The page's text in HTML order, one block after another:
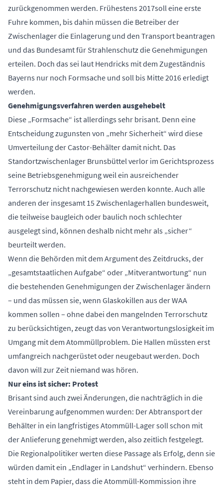
zurückgenommen werden. Frühestens 2017soll eine erste
Fuhre kommen, bis dahin müssen die Betreiber der
Zwischenlager die Einlagerung und den Transport beantragen
und das Bundesamt für Strahlenschutz die Genehmigungen
erteilen. Doch das sei laut Hendricks mit dem Zugeständnis
Bayerns nur noch Formsache und soll bis Mitte 2016 erledigt
werden.
Genehmigungsverfahren werden ausgehebelt
Diese „Formsache“ ist allerdings sehr brisant. Denn eine
Entscheidung zugunsten von „mehr Sicherheit“ wird diese
Umverteilung der Castor-Behälter damit nicht. Das
Standortzwischenlager Brunsbüttel verlor im Gerichtsprozess
seine Betriebsgenehmigung weil ein ausreichender
Terrorschutz nicht nachgewiesen werden konnte. Auch alle
anderen der insgesamt 15 Zwischenlagerhallen bundesweit,
die teilweise baugleich oder baulich noch schlechter
ausgelegt sind, können deshalb nicht mehr als „sicher“
beurteilt werden.
Wenn die Behörden mit dem Argument des Zeitdrucks, der
„gesamtstaatlichen Aufgabe“ oder „Mitverantwortung“ nun
die bestehenden Genehmigungen der Zwischenlager ändern
– und das müssen sie, wenn Glaskokillen aus der WAA
kommen sollen – ohne dabei den mangelnden Terrorschutz
zu berücksichtigen, zeugt das von Verantwortungslosigkeit im
Umgang mit dem Atommüllproblem. Die Hallen müssten erst
umfangreich nachgerüstet oder neugebaut werden. Doch
davon will zur Zeit niemand was hören.
Nur eins ist sicher: Protest
Brisant sind auch zwei Änderungen, die nachträglich in die
Vereinbarung aufgenommen wurden: Der Abtransport der
Behälter in ein langfristiges Atommüll-Lager soll schon mit
der Anlieferung genehmigt werden, also zeitlich festgelegt.
Die Regionalpolitiker werten diese Passage als Erfolg, denn sie
würden damit ein „Endlager in Landshut“ verhindern. Ebenso
steht in dem Papier, dass die Atommüll-Kommission ihre